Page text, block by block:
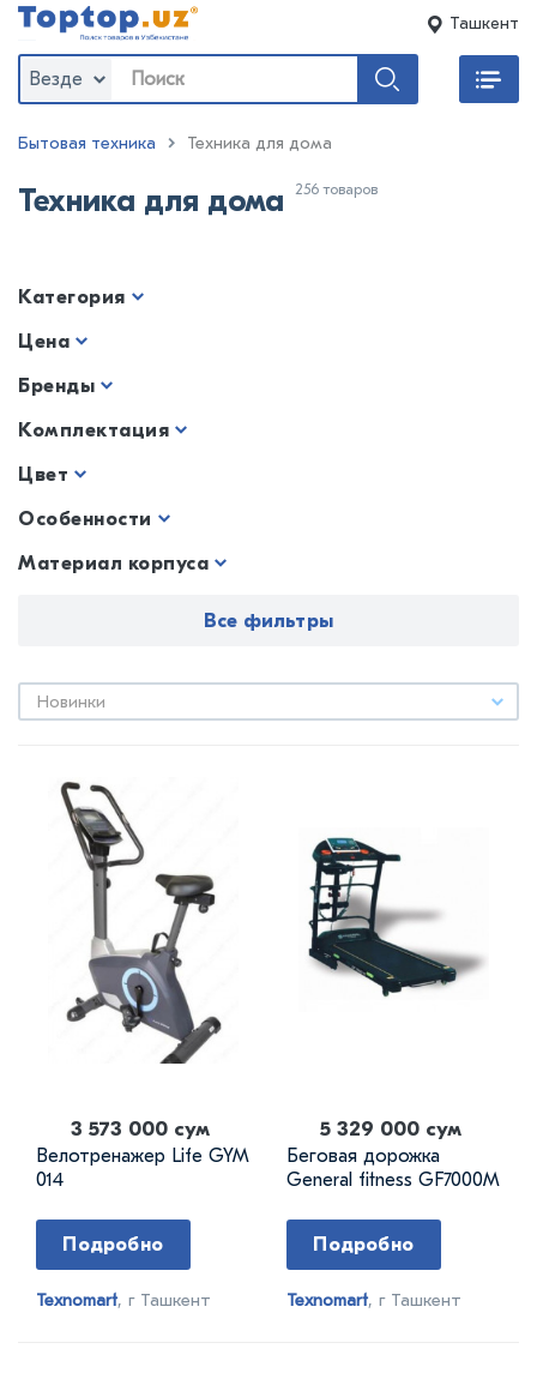
Ташкент
Везде
Бытовая техника Техника для дома
Техника для дома 256 товаров
Категория
Цена
Бренды
Комплектация
Цвет
Особенности
Материал корпуса
Все фильтры
Новинки
3 573 000 сум
Велотренажер Life GYM
014
Подробно
Texnomart, г Ташкент
5 329 000 сум
Беговая дорожка
General fitness GF7000M
Подробно
Texnomart, г Ташкент